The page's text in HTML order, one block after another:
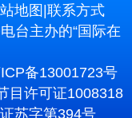
地图 |联系方式
台主办的“国际在
备13001723号
目许可证1008318
苏字第394号